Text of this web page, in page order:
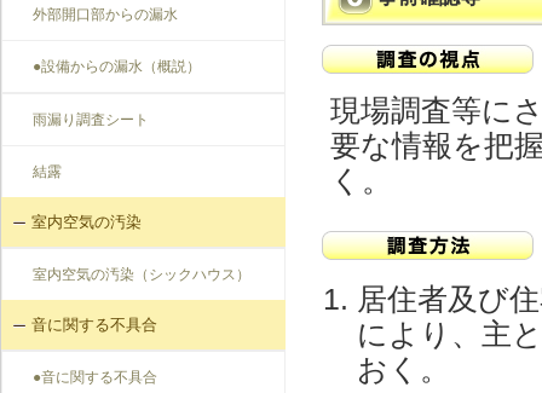
外部開口部からの漏水
●設備からの漏水（概説）
雨漏り調査シート
結露
室内空気の汚染
室内空気の汚染（シックハウス）
音に関する不具合
●音に関する不具合
現場調査等に
要な情報を把
く。
居住者及び
により、主
おく。